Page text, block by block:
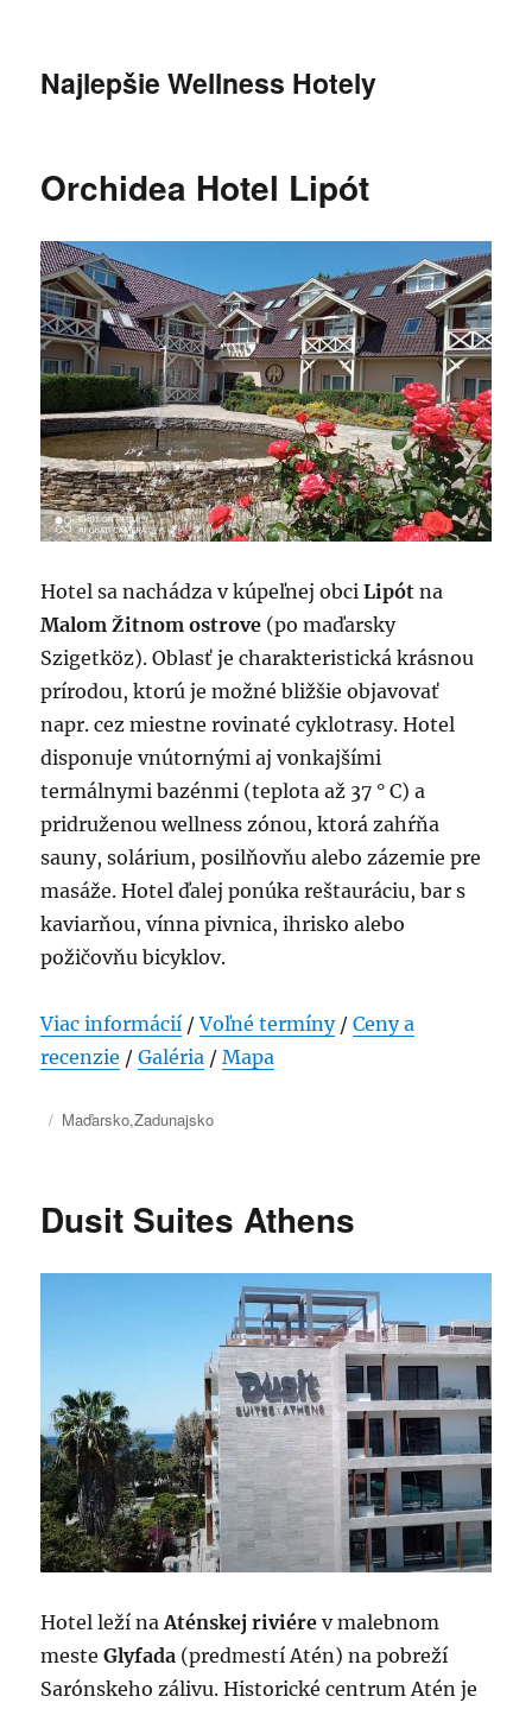
Najlepšie Wellness Hotely
Orchidea Hotel Lipót
Hotel sa nachádza v kúpeľnej obciLipót na
Malom Žitnom ostrove (po maďarsky
Szigetköz). Oblasť je charakteristická krásnou
prírodou, ktorú je možné bližšie objavovať
napr. cez miestne rovinaté cyklotrasy. Hotel
disponuje vnútornými aj vonkajšími
termálnymi bazénmi (teplota až 37 ° C) a
pridruženou wellness zónou, ktorá zahŕňa
sauny, solárium, posilňovňu alebo zázemie pre
masáže. Hotel ďalej ponúka reštauráciu, bar s
kaviarňou, vínna pivnica, ihrisko alebo
požičovňu bicyklov.
Viac informácií /Voľné termíny/Ceny a
recenzie /Galéria /Mapa
Publikované
Kategórie
Maďarsko,Zadunajsko
Dusit Suites Athens
Hotel leží naAténskej riviére v malebnom
mesteGlyfada (predmestí Atén) na pobreží
Sarónskeho zálivu. Historické centrum Atén je